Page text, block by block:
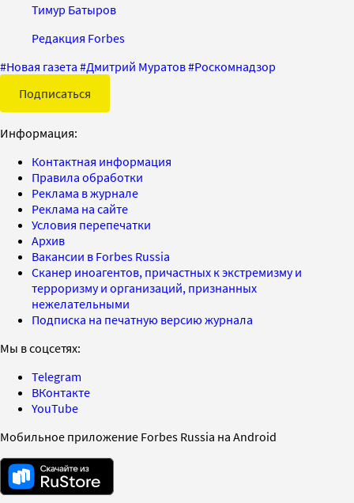
Тимур Батыров
Редакция Forbes
#Новая газета #Дмитрий Муратов#Роскомнадзор
Подписаться
Информация:
Контактная информация
Правила обработки
Реклама в журнале
Реклама на сайте
Условия перепечатки
Архив
Вакансии в Forbes Russia
Сканер иноагентов, причастных к экстремизму и
терроризму и организаций, признанных
нежелательными
Подписка на печатную версию журнала
Мы в соцсетях:
Telegram
ВКонтакте
YouTube
Мобильное приложение Forbes Russia на Android